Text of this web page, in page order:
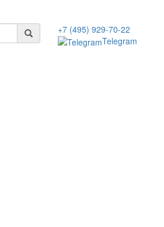
+7 (495) 929-70-22
Telegram